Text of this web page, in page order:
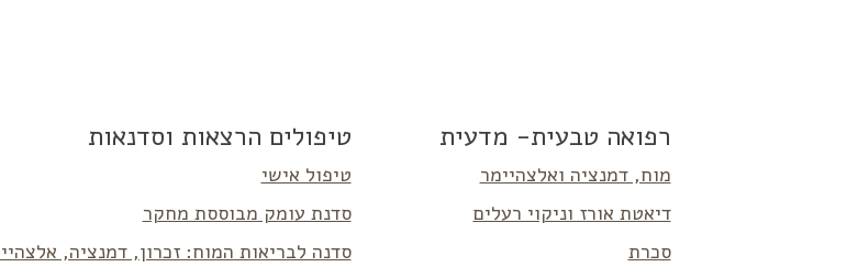
טיפולים הרצאות וסדנאות
טיפול אישי
סדנת עומק מבוססת מחקר
סדנה לבריאות המוח: זכרון, דמנציה,
רפואה טבעית- מדעית
מוח, דמנציה ואלצהיימר
דיאטת אורז וניקוי רעלים
סכרת